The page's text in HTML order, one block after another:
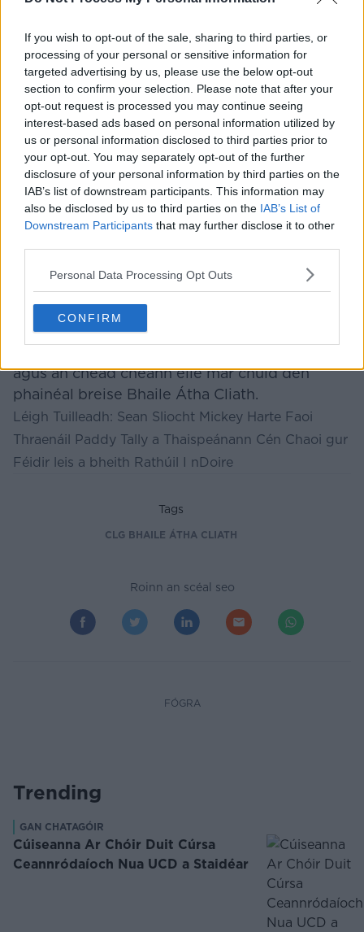
If you wish to opt-out of the sale, sharing to third parties, or
processing of your personal or sensitive information for
targeted advertising by us, please use the below opt-out
section to confirm your selection. Please note that after your
opt-out request is processed you may continue seeing
interest-based ads based on personal information utilized by
us or personal information disclosed to third parties prior to
your opt-out. You may separately opt-out of the further
disclosure of your personal information by third parties on the
IAB’s list of downstream participants. This information may
also be disclosed by us to third parties on the IAB’s List of
Downstream Participants that may further disclose it to other
Personal Data Processing Opt Outs
CONFIRM
Mark Schutte
D’imir Schutte mionúir agus faoi-21 sa dá chód,
sula ndeachaigh sé isteach ar an bpainéal
iomána ó 2013 go 2016, ag buachan teideal
Laighean in 2013.
Cuireadh ar phainéal peile Jim Gavin é in 2017,
agus an chéad cheann eile mar chuid den
phainéal breise Bhaile Átha Cliath.
Léigh Tuilleadh: Sean Sliocht Mickey Harte Faoi
Thraenáil Paddy Tally a Thaispeánann Cén Chaoi gur
Féidir leis a bheith Rathúil I nDoire
Tags
CLG BHAILE ÁTHA CLIATH
Roinn an scéal seo
FÓGRA
Trending
GAN CHATAGÓIR
Cúiseanna Ar Chóir Duit Cúrsa
Ceannródaíoch Nua UCD a Staidéar